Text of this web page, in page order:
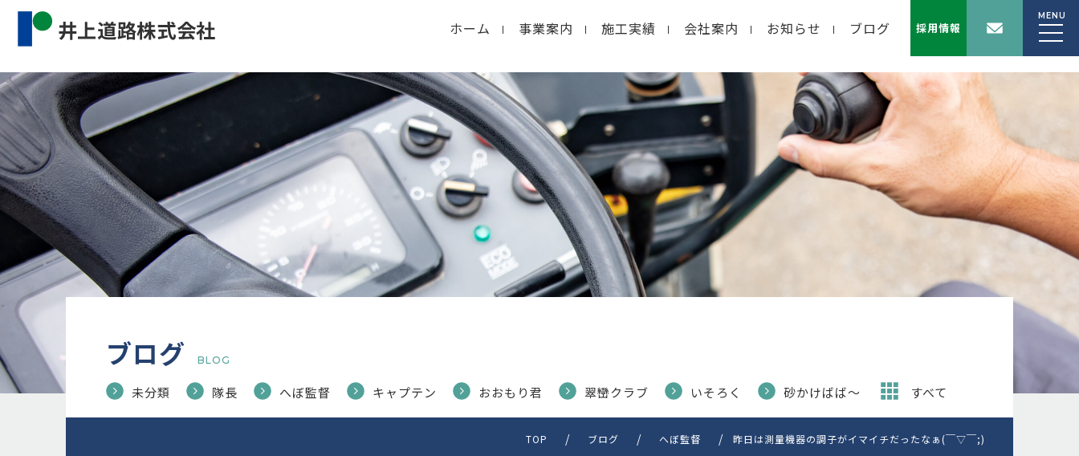
ホーム 事業案内 施工実績 会社案内 お知らせ ブログ 採用情報
MENU
Warning: Undefined property: WP_Error::$cat_name in
/home/macolab2/inouedoro.co.jp/public_html/wp-
content/themes/inourdoro_theme_2024/single.phpon line14
ブログ BLOG
未分類 隊長 へぼ監督 キャプテン おおもり君 翠巒クラブ いそろく 砂かけばば〜 すべて
TOP ブログ へぼ監督 昨日は測量機器の調子がイマイチだったなぁ(￣▽￣;)